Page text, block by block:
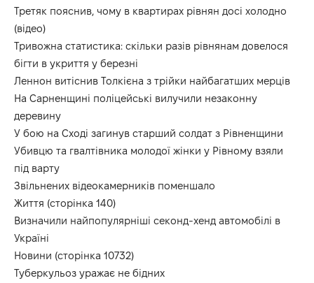
Третяк пояснив, чому в квартирах рівнян досі холодно
(відео)
Тривожна статистика: скільки разів рівнянам довелося
бігти в укриття у березні
Леннон витіснив Толкієна з трійки найбагатших мерців
На Сарненщині поліцейські вилучили незаконну
деревину
У бою на Сході загинув старший солдат з Рівненщини
Убивцю та гвалтівника молодої жінки у Рівному взяли
під варту
Звільнених відеокамерників поменшало
Життя (сторінка 140)
Визначили найпопулярніші секонд-хенд автомобілі в
Україні
Новини (сторінка 10732)
Туберкульоз уражає не бідних